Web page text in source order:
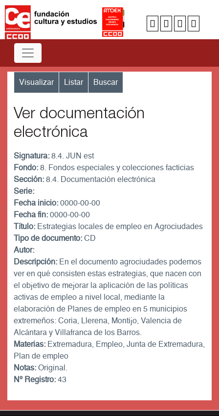
Visualizar Listar Buscar
Ver documentación
electrónica
Signatura:8.4. JUN est
Fondo:8. Fondos especiales y colecciones facticias
Sección:8.4. Documentación electrónica
Serie:
Fecha inicio:0000-00-00
Fecha fin:0000-00-00
Título:Estrategias locales de empleo en Agrociudades
Tipo de documento:CD
Autor:
Descripción:En el documento agrociudades podemos
ver en qué consisten estas estrategias, que nacen con
el objetivo de mejorar la aplicación de las políticas
activas de empleo a nivel local, mediante la
elaboración de Planes de empleo en 5 municipios
extremeños: Coria, Llerena, Montijo, Valencia de
Alcántara y Villafranca de los Barros.
Materias:Extremadura, Empleo, Junta de Extremadura,
Plan de empleo
Notas:Original.
Nº Registro:43